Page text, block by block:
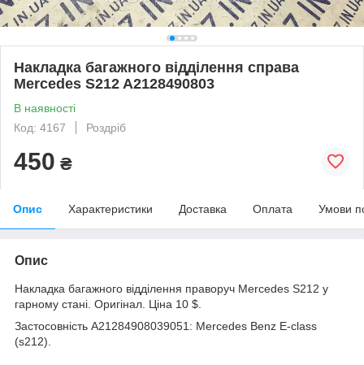
Накладка багажного відділення справа
Mercedes S212 A2128490803
В наявності
Код: 4167
Роздріб
450 ₴
Опис Характеристики Доставка Оплата Умови
Опис
Накладка багажного відділення праворуч Mercedes S212 у
гарному стані. Оригінал. Ціна 10 $.
Застосовність A21284908039051: Mercedes Benz E-class
(s212).